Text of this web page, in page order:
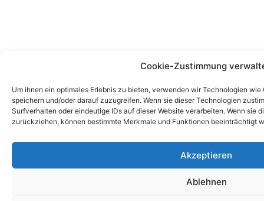
Cookie-Zustimmung
Um ihnen ein optimales Erlebnis zu bieten, verwenden wir Technologien
speichern und/oder darauf zuzugreifen. Wenn sie dieser Technologien
Surfverhalten oder eindeutige IDs auf dieser Website verarbeiten. Wenn sie
zurückziehen, können bestimmte Merkmale und Funktionen beeinträchtigt
Akzeptieren
Ablehnen